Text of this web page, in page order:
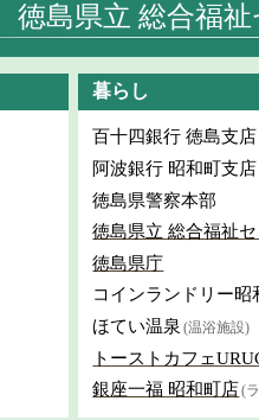
徳島県立 総合福
暮らし
百十四銀行 徳島支店
阿波銀行 昭和町支店
徳島県警察本部
徳島県立 総合福祉
徳島県庁
コインランドリー昭
ほてい温泉 (温浴施設)
トーストカフェ
銀座一福 昭和町店(